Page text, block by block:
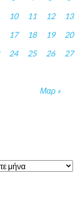
Μαρ »
10 11 12
13
17 18 19
20
24 25 26
27